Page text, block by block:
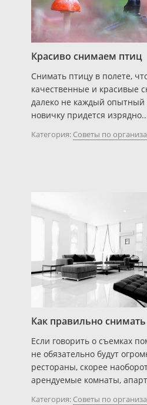
Красиво снимаем птиц
Снимать птицу в полете,
качественные и красивые
далеко не каждый опытный
новичку придется
Категория: Советы по
Как правильно
Если говорить о съемках
не обязательно будут
рестораны, скорее
арендуемые комнаты,
Категория: Советы по